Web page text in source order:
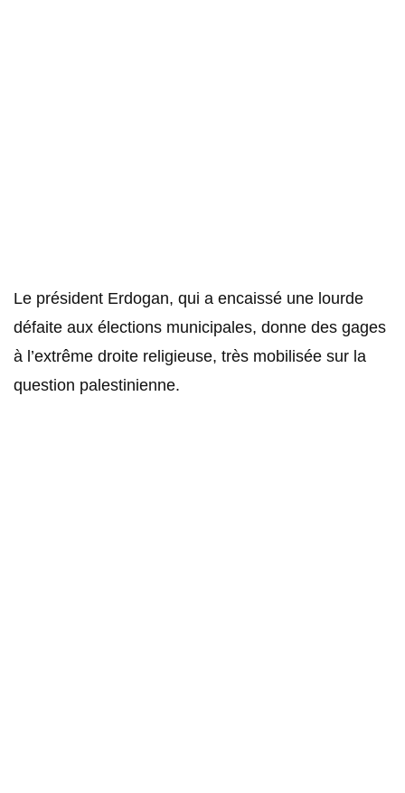
Le président Erdogan, qui a encaissé une lourde
défaite aux élections municipales, donne des gages
à l’extrême droite religieuse, très mobilisée sur la
question palestinienne.